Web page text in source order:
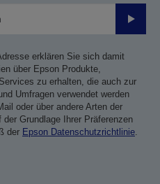
erklären Sie sich damit
über Epson Produkte,
zu erhalten, die auch zur
Umfragen verwendet werden
oder über andere Arten der
Grundlage Ihrer Präferenzen
der Epson Datenschutzrichtlinie